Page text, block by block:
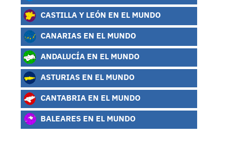
CASTILLA Y LEÓN EN EL MUNDO
CANARIAS EN EL MUNDO
ANDALUCÍA EN EL MUNDO
ASTURIAS EN EL MUNDO
CANTABRIA EN EL MUNDO
BALEARES EN EL MUNDO